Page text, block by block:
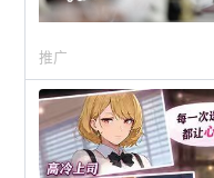
推广